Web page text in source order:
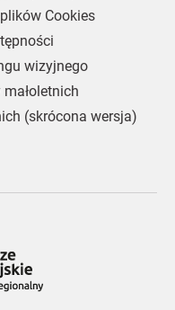
Cookies
wizyjnego
(skrócona wersja)